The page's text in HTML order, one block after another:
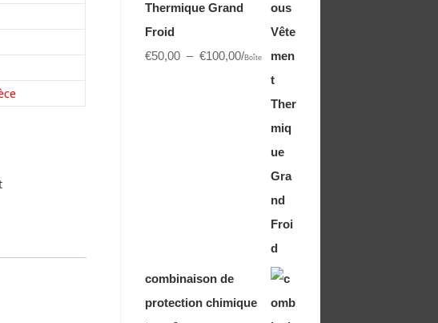
Thermique Grand
Froid
€50,00 – €100,00/Boîte
combinaison de
protection chimique